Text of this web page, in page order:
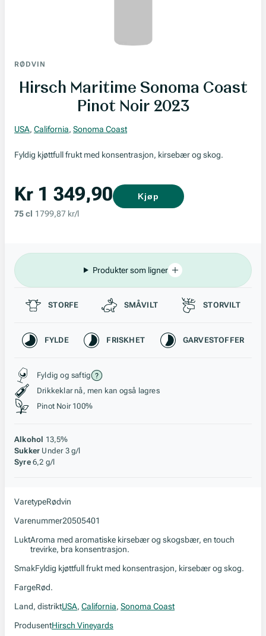
RØDVIN
Hirsch Maritime Sonoma Coast
Pinot Noir 2023
USA, California, Sonoma Coast
Fyldig kjøttfull frukt med konsentrasjon, kirsebær og skog.
Kr 1 349,90
75 cl 1799,87 kr/l
Kjøp
Produkter som ligner
Passer til
STORFE SMÅVILT STORVILT
Karakteristikk
FYLDE FRISKHET GARVESTOFFER
Stil, lagring og råstoff
Fyldig og saftig
Drikkeklar nå, men kan også lagres
Pinot Noir 100%
Alkohol 13,5%
Sukker Under 3 g/l
Syre 6,2 g/l
VaretypeRødvin
Varenummer20505401
LuktAroma med aromatiske kirsebær og skogsbær, en touch
trevirke, bra konsentrasjon.
SmakFyldig kjøttfull frukt med konsentrasjon, kirsebær og skog.
FargeRød.
Land, distriktUSA, California, Sonoma Coast
ProdusentHirsch Vineyards